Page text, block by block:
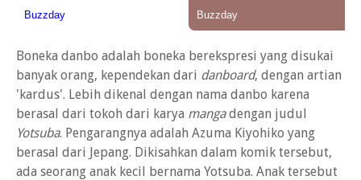
Boneka danbo adalah boneka berekspresi yang disukai
banyak orang, kependekan dari danboard, dengan artian
'kardus'. Lebih dikenal dengan nama danbo karena
berasal dari tokoh dari karya mangadengan judul
Yotsuba. Pengarangnya adalah Azuma Kiyohiko yang
berasal dari Jepang. Dikisahkan dalam komik tersebut,
ada seorang anak kecil bernama Yotsuba. Anak tersebut